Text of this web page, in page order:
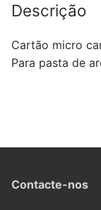
Descrição
Cartão micro
Para pasta de
Contacte-nos